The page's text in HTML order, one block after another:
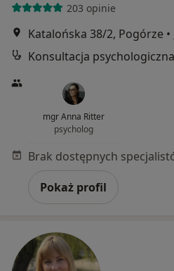
203 opinie
Katalońska 38/2, Pogórze •
Konsultacja psychologiczna
mgr Anna Ritter
psycholog
Pokaż profil